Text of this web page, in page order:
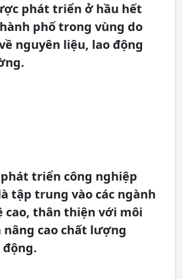
phát triển ở hầu hết
phố trong vùng do
nguyên liệu, lao động
triển công nghiệp
tập trung vào các ngành
cao, thân thiện với môi
cao chất lượng